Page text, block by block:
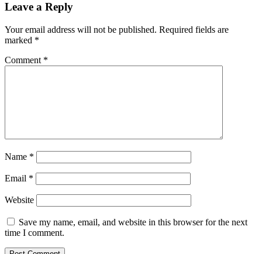
Leave a Reply
Your email address will not be published. Required fields are
marked *
Comment *
Name *
Email *
Website
Save my name, email, and website in this browser for the next
time I comment.